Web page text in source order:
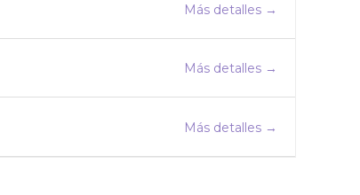
Más detalles
Más detalles
Más detalles